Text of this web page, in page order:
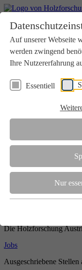
Auf unserer Webseite
werden zwingend
Ihre Nutzererfahrung
Essentiell
Nur
Aktuelles
Downloads
Kontakt
Login
Verein
Wir unterstützen die
Zusammenarbeit mit
Die Holzforschung
Team
Unsere gesamte
gebündelt
Die Holzforschung
Jobs
Ausgeschriebene